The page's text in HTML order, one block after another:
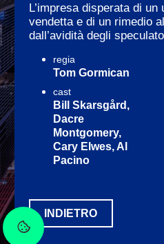
L’impresa disperata di un
vendetta e di un rimedio
dall’avidità degli
regia
Tom Gormican
cast
Bill Skarsgård,
Dacre
Montgomery,
Cary Elwes, Al
Pacino
INDIETRO